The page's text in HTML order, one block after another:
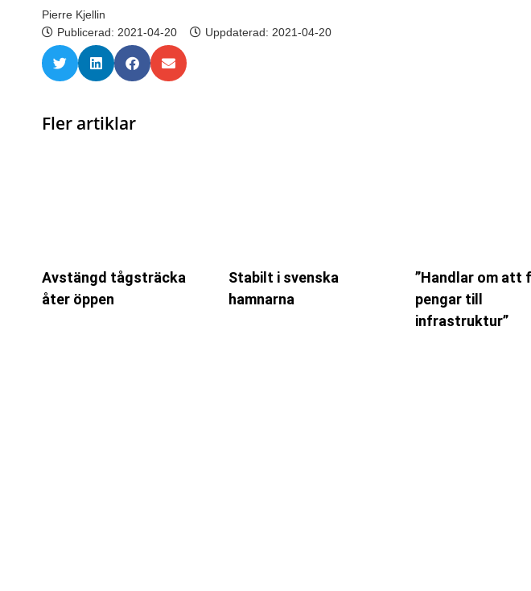
Pierre Kjellin
Publicerad: 2021-04-20 Uppdaterad: 2021-04-20
Fler artiklar
Avstängd tågsträcka
åter öppen
Stabilt i svenska
hamnarna
”Handlar om att
pengar till
infrastruktur”